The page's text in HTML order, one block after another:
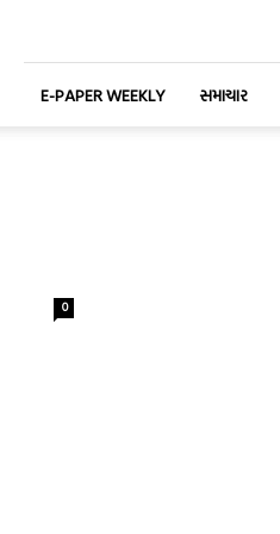
E-PAPER WEEKLY સમાચાર
0